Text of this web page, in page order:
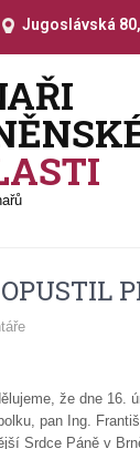
Jugoslávská 80,
že dne 16.
pan Ing.
Srdce Páně v